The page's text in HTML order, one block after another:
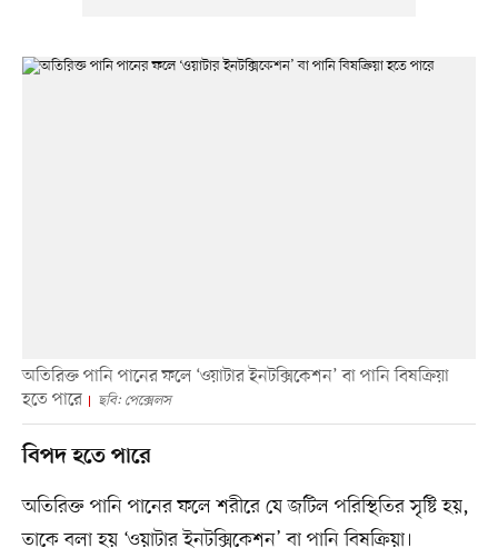
অতিরিক্ত পানি পানের ফলে ‘ওয়াটার ইনটক্সিকেশন’ বা পানি বিষক্রিয়া
হতে পারে
ছবি: পেক্সেলস
বিপদ হতে পারে
অতিরিক্ত পানি পানের ফলে শরীরে যে জটিল পরিস্থিতির সৃষ্টি হয়,
তাকে বলা হয় ‘ওয়াটার ইনটক্সিকেশন’ বা পানি বিষক্রিয়া।